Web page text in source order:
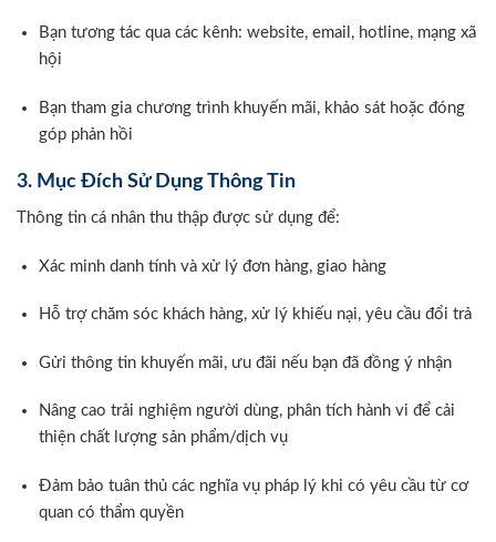
Bạn tương tác qua các kênh: website, email, hotline, mạng xã
hội
Bạn tham gia chương trình khuyến mãi, khảo sát hoặc đóng
góp phản hồi
3. Mục Đích Sử Dụng Thông Tin
Thông tin cá nhân thu thập được sử dụng để:
Xác minh danh tính và xử lý đơn hàng, giao hàng
Hỗ trợ chăm sóc khách hàng, xử lý khiếu nại, yêu cầu đổi trả
Gửi thông tin khuyến mãi, ưu đãi nếu bạn đã đồng ý nhận
Nâng cao trải nghiệm người dùng, phân tích hành vi để cải
thiện chất lượng sản phẩm/dịch vụ
Đảm bảo tuân thủ các nghĩa vụ pháp lý khi có yêu cầu từ cơ
quan có thẩm quyền